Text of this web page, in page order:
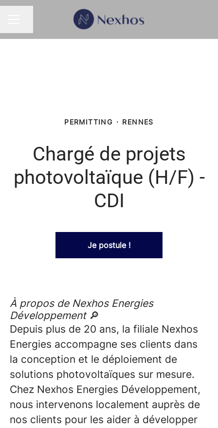
Partager la page
PERMITTING · RENNES
Chargé de projets
photovoltaïque (H/F) -
CDI
Je postule !
À propos de Nexhos Energies
Développement 🔎
Depuis plus de 20 ans, la filiale Nexhos
Energies accompagne ses clients dans
la conception et le déploiement de
solutions photovoltaïques sur mesure.
Chez Nexhos Energies Développement,
nous intervenons localement auprès de
nos clients pour les aider à développer